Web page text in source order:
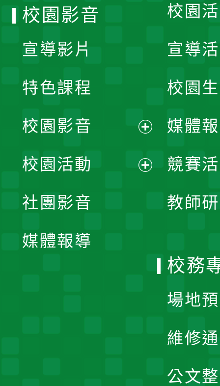
校園
宣導
校園
媒體
競賽
教師
校園影音
宣導影片
特色課程
校園影音
開
校園活動
社團影音
媒體報導
校務
場地
維修
公文